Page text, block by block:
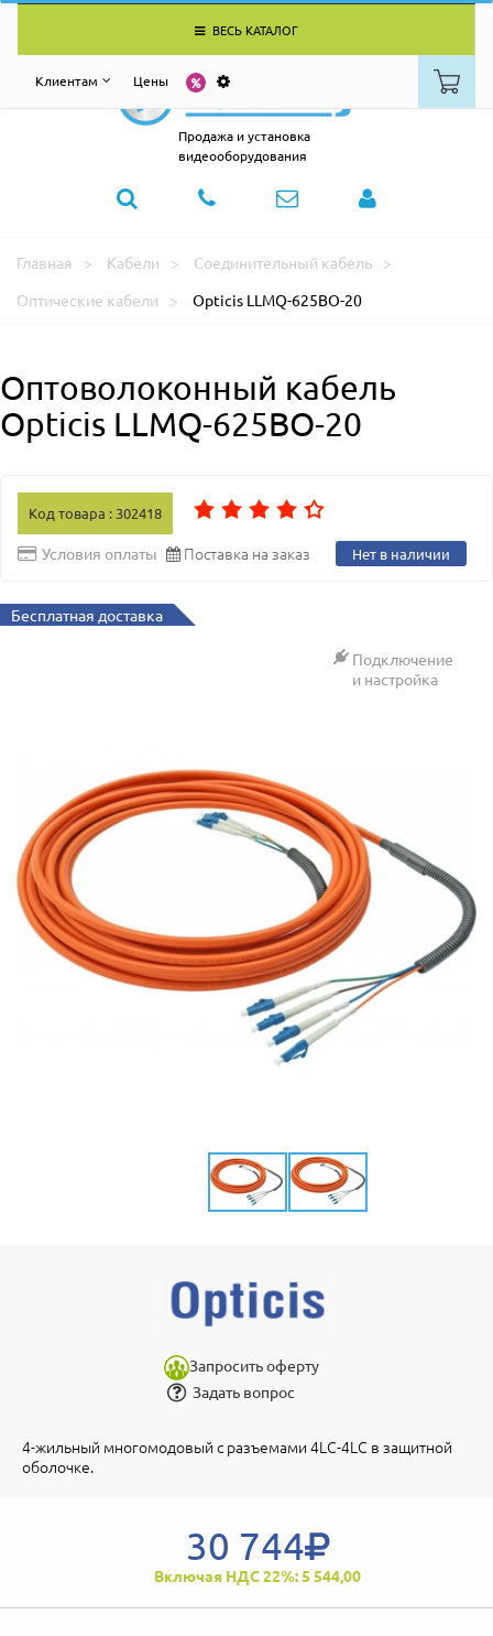
ВЕСЬ КАТАЛОГ
Клиентам Цены
Продажа и установка
видеооборудования
Главная Кабели
Соединительный кабель
Оптические кабели
Opticis LLMQ-625BO-20
Оптоволоконный кабель
Opticis LLMQ-625BO-20
Код товара : 302418
Условия оплаты Поставка на заказ Нет в наличии
Бесплатная доставка
Подключение
и настройка
Запросить оферту
Задать вопрос
4-жильный многомодовый с разъемами 4LC-4LC в защитной
оболочке.
30 744
Включая НДС 22%: 5 544,00